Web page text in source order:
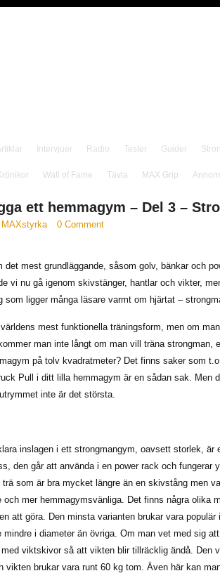
Intervjuer Radio Tester Guider
Wall of Fame Tävla MAX Grip
ett hemmagym – Del 3 –
0 Comment
det mest grundläggande, såsom golv, bänkar och
vi nu gå igenom skivstänger, hantlar och vikter,
som ligger många läsare varmt om hjärtat –
mest funktionella träningsform, men om
man inte långt om man vill träna strongman,
på tolv kvadratmeter? Det finns saker som
Pull i ditt lilla hemmagym är en sådan sak. Men
inte är det största.
inslagen i ett strongmangym, oavsett storlek,
den går att använda i en power rack och fungerar
som är bra mycket längre än en skivstång men
och mer hemmagymsvänliga. Det finns några olika
att göra. Den minsta varianten brukar vara
mindre i diameter än övriga. Om man vet med sig
viktskivor så att vikten blir tillräcklig ändå. Den
vikten brukar vara runt 60 kg tom. Även här kan